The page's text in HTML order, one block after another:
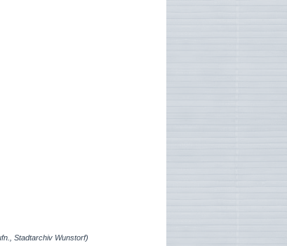
Stadtarchiv Wunstorf)